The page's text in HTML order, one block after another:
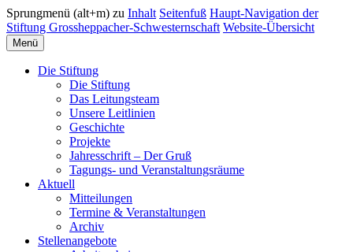
Sprungmenü (alt+m) zu Inhalt Seitenfuß Haupt-Navigation der
Stiftung Grossheppacher-Schwesternschaft Website-Übersicht
Menü
Die Stiftung
Die Stiftung
Das Leitungsteam
Unsere Leitlinien
Geschichte
Projekte
Jahresschrift – Der Gruß
Tagungs- und Veranstaltungsräume
Aktuell
Mitteilungen
Termine & Veranstaltungen
Archiv
Stellenangebote